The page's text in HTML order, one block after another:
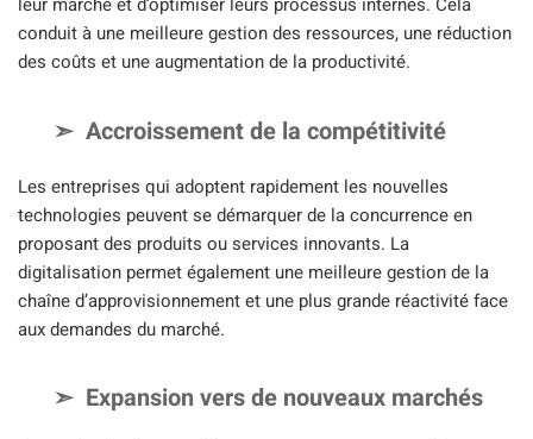
conduit à une meilleure gestion des ressources, une réduction
des coûts et une augmentation de la productivité.
Accroissement de la compétitivité
Les entreprises qui adoptent rapidement les nouvelles
technologies peuvent se démarquer de la concurrence en
proposant des produits ou services innovants. La
digitalisation permet également une meilleure gestion de la
chaîne d’approvisionnement et une plus grande réactivité face
aux demandes du marché.
Expansion vers de nouveaux marchés